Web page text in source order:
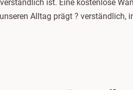
ist. Eine kostenlose
Alltag prägt ?